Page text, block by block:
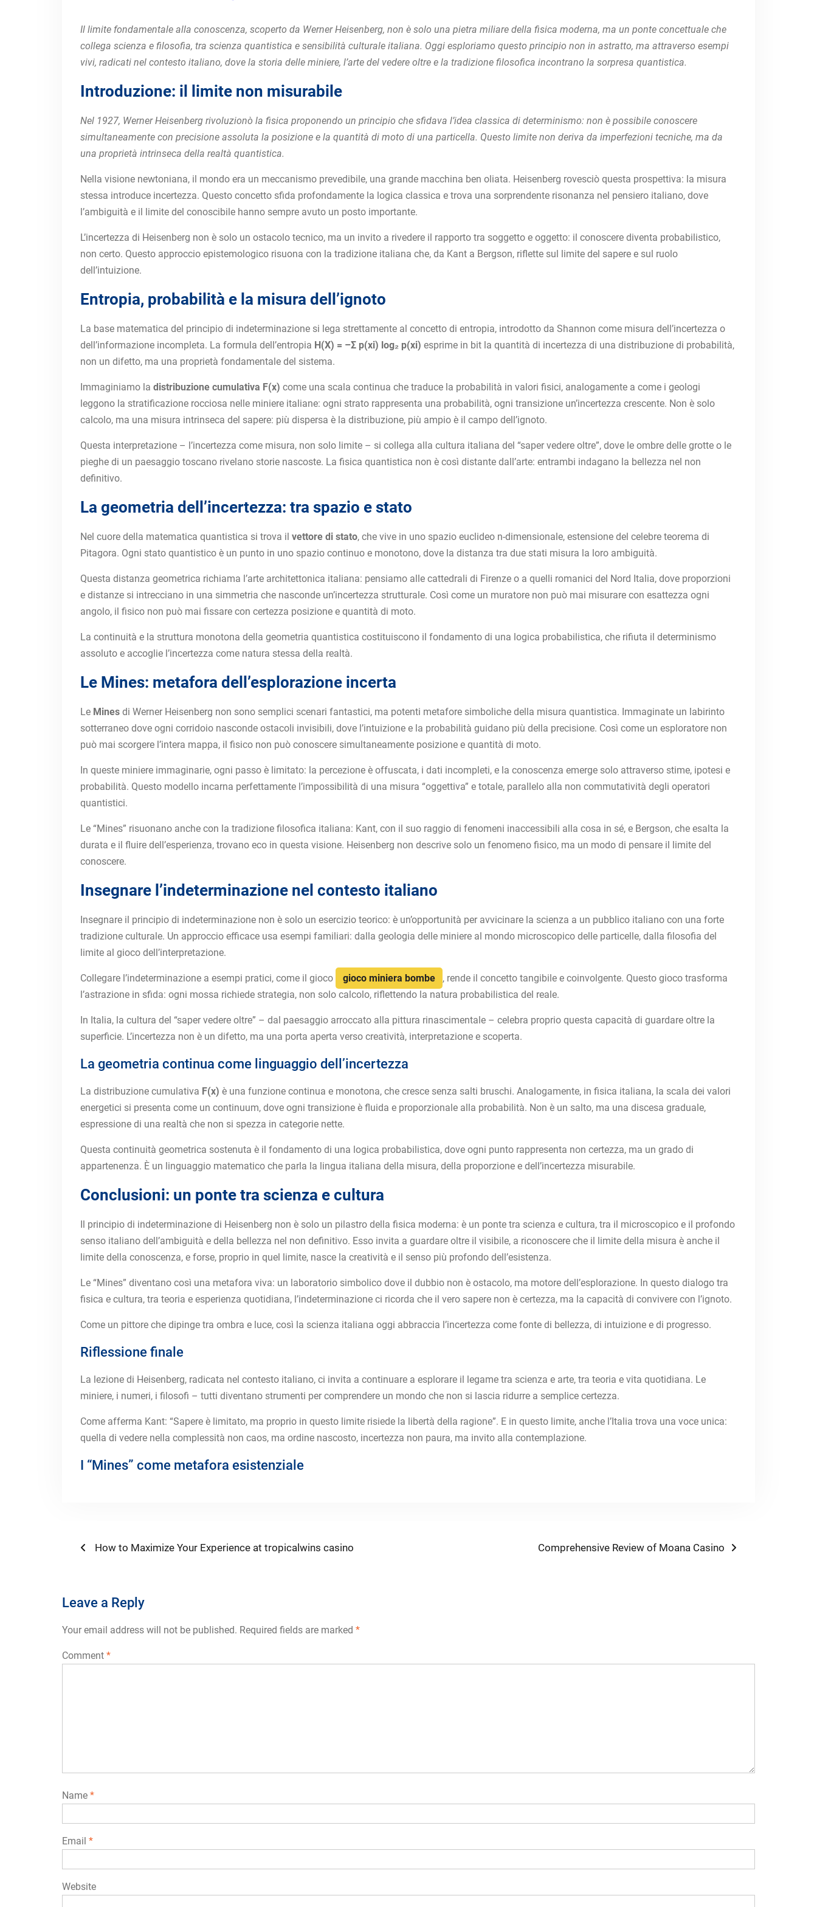
Il limite fondamentale alla conoscenza, scoperto da Werner Heisenberg, non è solo una pietra miliare della fisica moderna, ma un ponte concettuale che
collega scienza e filosofia, tra scienza quantistica e sensibilità culturale italiana. Oggi esploriamo questo principio non in astratto, ma attraverso esempi
vivi, radicati nel contesto italiano, dove la storia delle miniere, l’arte del vedere oltre e la tradizione filosofica incontrano la sorpresa quantistica.
Introduzione: il limite non misurabile
Nel 1927, Werner Heisenberg rivoluzionò la fisica proponendo un principio che sfidava l’idea classica di determinismo: non è possibile conoscere
simultaneamente con precisione assoluta la posizione e la quantità di moto di una particella. Questo limite non deriva da imperfezioni tecniche, ma da
una proprietà intrinseca della realtà quantistica.
Nella visione newtoniana, il mondo era un meccanismo prevedibile, una grande macchina ben oliata. Heisenberg rovesciò questa prospettiva: la misura
stessa introduce incertezza. Questo concetto sfida profondamente la logica classica e trova una sorprendente risonanza nel pensiero italiano, dove
l’ambiguità e il limite del conoscibile hanno sempre avuto un posto importante.
L’incertezza di Heisenberg non è solo un ostacolo tecnico, ma un invito a rivedere il rapporto tra soggetto e oggetto: il conoscere diventa probabilistico,
non certo. Questo approccio epistemologico risuona con la tradizione italiana che, da Kant a Bergson, riflette sul limite del sapere e sul ruolo
dell’intuizione.
Entropia, probabilità e la misura dell’ignoto
La base matematica del principio di indeterminazione si lega strettamente al concetto di entropia, introdotto da Shannon come misura dell’incertezza o
dell’informazione incompleta. La formula dell’entropia H(X) = –Σ p(xi) log₂ p(xi) esprime in bit la quantità di incertezza di una distribuzione di probabilità,
non un difetto, ma una proprietà fondamentale del sistema.
Immaginiamo la distribuzione cumulativa F(x) come una scala continua che traduce la probabilità in valori fisici, analogamente a come i geologi
leggono la stratificazione rocciosa nelle miniere italiane: ogni strato rappresenta una probabilità, ogni transizione un’incertezza crescente. Non è solo
calcolo, ma una misura intrinseca del sapere: più dispersa è la distribuzione, più ampio è il campo dell’ignoto.
Questa interpretazione – l’incertezza come misura, non solo limite – si collega alla cultura italiana del “saper vedere oltre”, dove le ombre delle grotte o le
pieghe di un paesaggio toscano rivelano storie nascoste. La fisica quantistica non è così distante dall’arte: entrambi indagano la bellezza nel non
definitivo.
La geometria dell’incertezza: tra spazio e stato
Nel cuore della matematica quantistica si trova il vettore di stato, che vive in uno spazio euclideo n-dimensionale, estensione del celebre teorema di
Pitagora. Ogni stato quantistico è un punto in uno spazio continuo e monotono, dove la distanza tra due stati misura la loro ambiguità.
Questa distanza geometrica richiama l’arte architettonica italiana: pensiamo alle cattedrali di Firenze o a quelli romanici del Nord Italia, dove proporzioni
e distanze si intrecciano in una simmetria che nasconde un’incertezza strutturale. Così come un muratore non può mai misurare con esattezza ogni
angolo, il fisico non può mai fissare con certezza posizione e quantità di moto.
La continuità e la struttura monotona della geometria quantistica costituiscono il fondamento di una logica probabilistica, che rifiuta il determinismo
assoluto e accoglie l’incertezza come natura stessa della realtà.
Le Mines: metafora dell’esplorazione incerta
Le Mines di Werner Heisenberg non sono semplici scenari fantastici, ma potenti metafore simboliche della misura quantistica. Immaginate un labirinto
sotterraneo dove ogni corridoio nasconde ostacoli invisibili, dove l’intuizione e la probabilità guidano più della precisione. Così come un esploratore non
può mai scorgere l’intera mappa, il fisico non può conoscere simultaneamente posizione e quantità di moto.
In queste miniere immaginarie, ogni passo è limitato: la percezione è offuscata, i dati incompleti, e la conoscenza emerge solo attraverso stime, ipotesi e
probabilità. Questo modello incarna perfettamente l’impossibilità di una misura “oggettiva” e totale, parallelo alla non commutatività degli operatori
quantistici.
Le “Mines” risuonano anche con la tradizione filosofica italiana: Kant, con il suo raggio di fenomeni inaccessibili alla cosa in sé, e Bergson, che esalta la
durata e il fluire dell’esperienza, trovano eco in questa visione. Heisenberg non descrive solo un fenomeno fisico, ma un modo di pensare il limite del
conoscere.
Insegnare l’indeterminazione nel contesto italiano
Insegnare il principio di indeterminazione non è solo un esercizio teorico: è un’opportunità per avvicinare la scienza a un pubblico italiano con una forte
tradizione culturale. Un approccio efficace usa esempi familiari: dalla geologia delle miniere al mondo microscopico delle particelle, dalla filosofia del
limite al gioco dell’interpretazione.
Collegare l’indeterminazione a esempi pratici, come il gioco gioco miniera bombe
, rende il concetto tangibile e coinvolgente. Questo gioco trasforma
l’astrazione in sfida: ogni mossa richiede strategia, non solo calcolo, riflettendo la natura probabilistica del reale.
In Italia, la cultura del “saper vedere oltre” – dal paesaggio arroccato alla pittura rinascimentale – celebra proprio questa capacità di guardare oltre la
superficie. L’incertezza non è un difetto, ma una porta aperta verso creatività, interpretazione e scoperta.
La geometria continua come linguaggio dell’incertezza
La distribuzione cumulativa F(x) è una funzione continua e monotona, che cresce senza salti bruschi. Analogamente, in fisica italiana, la scala dei valori
energetici si presenta come un continuum, dove ogni transizione è fluida e proporzionale alla probabilità. Non è un salto, ma una discesa graduale,
espressione di una realtà che non si spezza in categorie nette.
Questa continuità geometrica sostenuta è il fondamento di una logica probabilistica, dove ogni punto rappresenta non certezza, ma un grado di
appartenenza. È un linguaggio matematico che parla la lingua italiana della misura, della proporzione e dell’incertezza misurabile.
Conclusioni: un ponte tra scienza e cultura
Il principio di indeterminazione di Heisenberg non è solo un pilastro della fisica moderna: è un ponte tra scienza e cultura, tra il microscopico e il profondo
senso italiano dell’ambiguità e della bellezza nel non definitivo. Esso invita a guardare oltre il visibile, a riconoscere che il limite della misura è anche il
limite della conoscenza, e forse, proprio in quel limite, nasce la creatività e il senso più profondo dell’esistenza.
Le “Mines” diventano così una metafora viva: un laboratorio simbolico dove il dubbio non è ostacolo, ma motore dell’esplorazione. In questo dialogo tra
fisica e cultura, tra teoria e esperienza quotidiana, l’indeterminazione ci ricorda che il vero sapere non è certezza, ma la capacità di convivere con l’ignoto.
Come un pittore che dipinge tra ombra e luce, così la scienza italiana oggi abbraccia l’incertezza come fonte di bellezza, di intuizione e di progresso.
Riflessione finale
La lezione di Heisenberg, radicata nel contesto italiano, ci invita a continuare a esplorare il legame tra scienza e arte, tra teoria e vita quotidiana. Le
miniere, i numeri, i filosofi – tutti diventano strumenti per comprendere un mondo che non si lascia ridurre a semplice certezza.
Come afferma Kant: “Sapere è limitato, ma proprio in questo limite risiede la libertà della ragione”. E in questo limite, anche l’Italia trova una voce unica:
quella di vedere nella complessità non caos, ma ordine nascosto, incertezza non paura, ma invito alla contemplazione.
I “Mines” come metafora esistenziale
PostPrevious
How to Maximize Your Experience at tropicalwins casino
Next
Comprehensive Review of Moana Casino
Leave a Reply
Your email address will not be published. Required fields are marked *
Comment *
Name *
Email *
Website